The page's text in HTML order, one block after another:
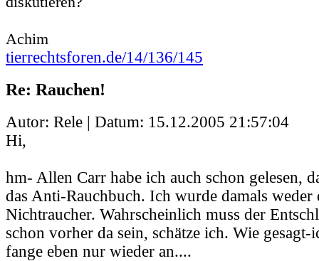
Achim
tierrechtsforen.de/14/136/145
Re: Rauchen!
Autor: Rele | Datum: 15.12.2005 21:57:04
Hi,
hm- Allen Carr habe ich auch schon gelesen,
das Anti-Rauchbuch. Ich wurde damals weder
Nichtraucher. Wahrscheinlich muss der
schon vorher da sein, schätze ich. Wie
fange eben nur wieder an....